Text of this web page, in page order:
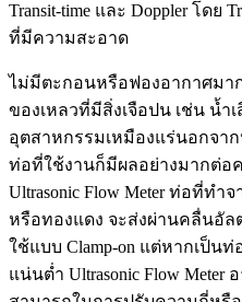
Transit-time และ Doppler โดย
ที่มีความสะอาด
ไม่มีตะกอนหรือฟองอากาศมาก
ของเหลวที่มีสิ่งเจือปน เช่น น้ำ
อุตสาหกรรมเหมืองแร่นอกจา
ท่อที่ใช้งานก็มีผลอย่างมากต่อ
Ultrasonic Flow Meter ท่อที่ทำ
หรือทองแดง จะส่งผ่านคลื่นอัล
ใช้แบบ Clamp-on แต่หากเป็
แน่นต่ำ Ultrasonic Flow Meter